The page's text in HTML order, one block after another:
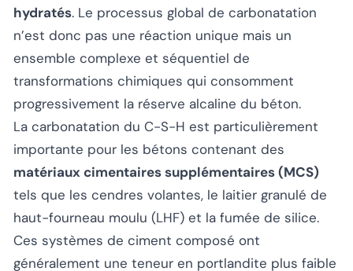
hydratés. Le processus global de carbonatation
n’est donc pas une réaction unique mais un
ensemble complexe et séquentiel de
transformations chimiques qui consomment
progressivement la réserve alcaline du béton.
La carbonatation du C-S-H est particulièrement
importante pour les bétons contenant des
matériaux cimentaires supplémentaires (MCS)
tels que les cendres volantes, le laitier granulé de
haut-fourneau moulu (LHF) et la fumée de silice.
Ces systèmes de ciment composé ont
généralement une teneur en portlandite plus faible